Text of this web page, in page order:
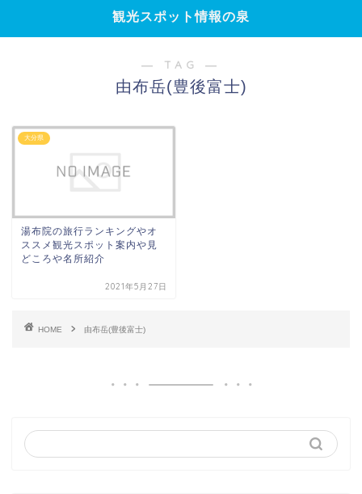
観光スポット情報の泉
― TAG ―
由布岳(豊後富士)
大分県
湯布院の旅行ランキングやオ
ススメ観光スポット案内や見
どころや名所紹介
2021年5月27日
HOME 由布岳(豊後富士)